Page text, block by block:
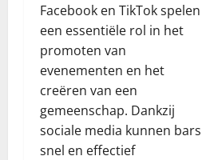
Facebook en TikTok spelen
een essentiële rol in het
promoten van
evenementen en het
creëren van een
gemeenschap. Dankzij
sociale media kunnen bars
snel en effectief